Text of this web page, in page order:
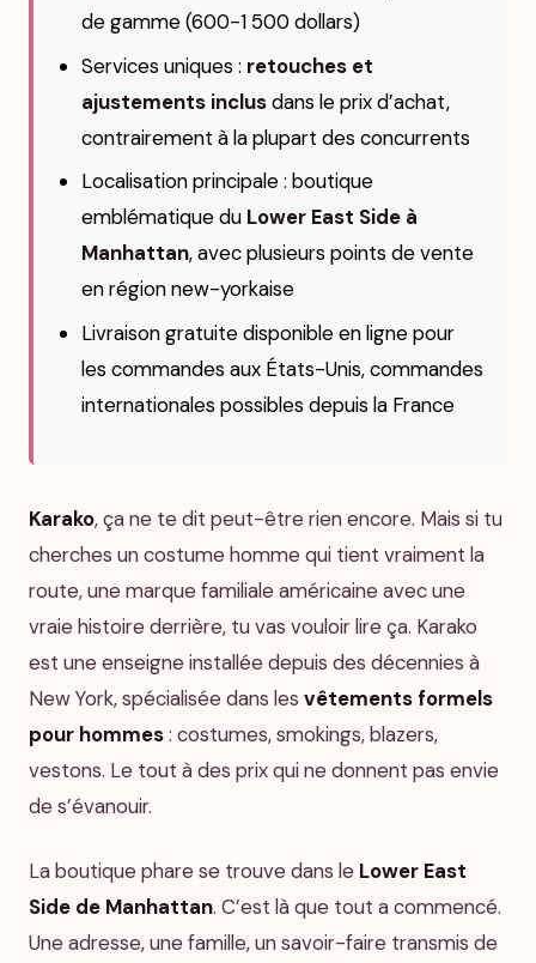
de gamme (600-1 500 dollars)
Services uniques : retouches et
ajustements inclusdans le prix d’achat,
contrairement à la plupart des concurrents
Localisation principale : boutique
emblématique du Lower East Side à
Manhattan, avec plusieurs points de vente
en région new-yorkaise
Livraison gratuite disponible en ligne pour
les commandes aux États-Unis, commandes
internationales possibles depuis la France
Karako, ça ne te dit peut-être rien encore. Mais si tu
cherches un costume homme qui tient vraiment la
route, une marque familiale américaine avec une
vraie histoire derrière, tu vas vouloir lire ça. Karako
est une enseigne installée depuis des décennies à
New York, spécialisée dans les vêtements formels
pour hommes: costumes, smokings, blazers,
vestons. Le tout à des prix qui ne donnent pas envie
de s’évanouir.
La boutique phare se trouve dans le Lower East
Side de Manhattan. C’est là que tout a commencé.
Une adresse, une famille, un savoir-faire transmis de